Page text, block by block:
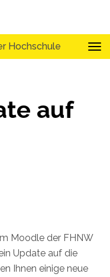
Hochschule
auf
Moodle der FHNW
Update auf die
Ihnen einige neue